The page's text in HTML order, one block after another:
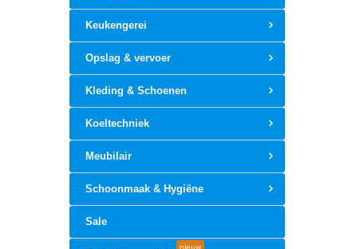
Keukengerei
Opslag & vervoer
Kleding & Schoenen
Koeltechniek
Meubilair
Schoonmaak & Hygiëne
Sale
nieuw